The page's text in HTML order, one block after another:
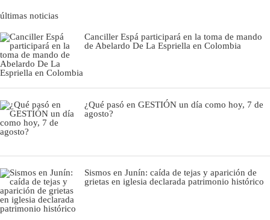
últimas noticias
Canciller Espá participará en la toma de mando
de Abelardo De La Espriella en Colombia
¿Qué pasó en GESTIÓN un día como hoy, 7 de
agosto?
Sismos en Junín: caída de tejas y aparición de
grietas en iglesia declarada patrimonio histórico